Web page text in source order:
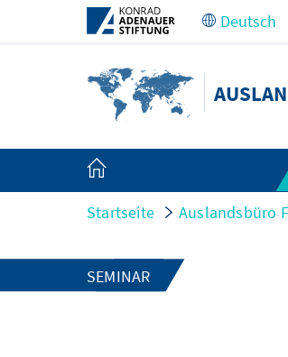
Zum Hauptinhalt springen
Startseite Auslandsbüro
SEMINAR